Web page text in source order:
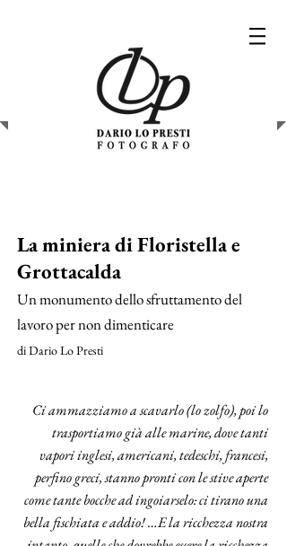
Ci ammazziamo a scavarlo (lo zolfo), poi lo
trasportiamo già alle marine, dove tanti
vapori inglesi, americani, tedeschi, francesi,
perfino greci, stanno pronti con le stive aperte
come tante bocche ad ingoiarselo: ci tirano una
bella fischiata e addio! …E la ricchezza nostra
La miniera di Floristella e
Grottacalda
Un monumento dello sfruttamento del
lavoro per non dimenticare
di Dario Lo Presti